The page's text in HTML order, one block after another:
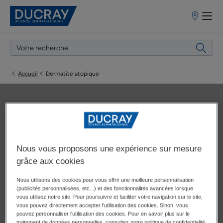
Points
vente
Accueil Dermatite atopique
Dermatite atopique
DUCRAY.
Nous vous proposons une expérience sur mesure
grâce aux cookies
Nous utilisons des cookies pour vous offrir une meilleure personnalisation
(publicités personnalisées, etc...) et des fonctionnalités avancées lorsque
vous utilisez notre site. Pour poursuivre et faciliter votre navigation sur le site,
vous pouvez directement accepter l'utilisation des cookies. Sinon, vous
pouvez personnaliser l'utilisation des cookies. Pour en savoir plus sur le